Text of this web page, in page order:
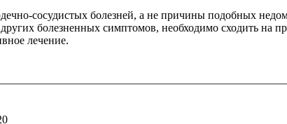
сосудистых болезней, а не причины подобных
болезненных симптомов, необходимо сходить на
лечение.